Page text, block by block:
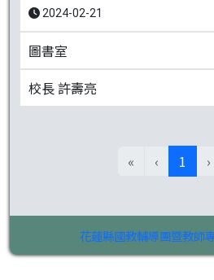
2024-02-21
圖書室
校長 許壽亮
« ‹ 1 (目›
花蓮縣國教輔導團暨教師